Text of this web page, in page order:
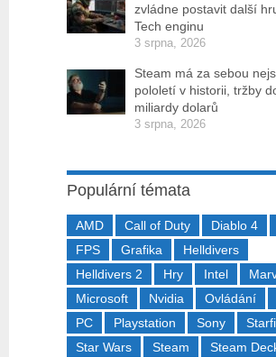
zvládne postavit další
Tech enginu
3 srpna, 2026
Steam má za sebou
pololetí v historii, tržby
miliardy dolarů
3 srpna, 2026
Populární témata
AMD Call of Duty Diablo 4
FPS
Grafika
Helldivers
Helldivers 2
Hry Intel
Microsoft
Nvidia Ovládání
PC
Playstation Sony
Star Wars
Steam
Steam